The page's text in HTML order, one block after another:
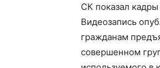
СК показал
Видеозапись
гражданам
совершенном